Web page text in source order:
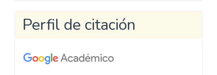
Perfil de citación